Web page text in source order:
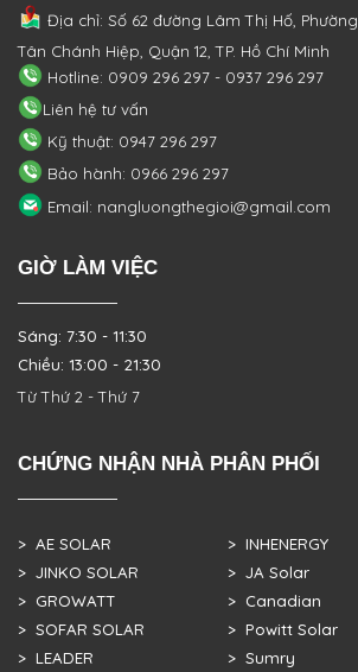
Địa chỉ: Số 62 đường Lâm Thị Hố, Phường
Tân Chánh Hiệp, Quận 12, TP. Hồ Chí Minh
Hotline: 0909 296 297 - 0937 296 297
Liên hệ tư vấn
Kỹ thuật: 0947 296 297
Bảo hành: 0966 296 297
Email: nangluongthegioi@gmail.com
GIỜ LÀM VIỆC
Sáng: 7:30 - 11:30
Chiều: 13:00 - 21:30
Từ Thứ 2 - Thứ 7
CHỨNG NHẬN NHÀ PHÂN PHỐI
> AE SOLAR
> JINKO SOLAR
> GROWATT
> SOFAR SOLAR
> LEADER
> INHENERGY
> JA Solar
> Canadian
> Powitt Solar
> Sumry